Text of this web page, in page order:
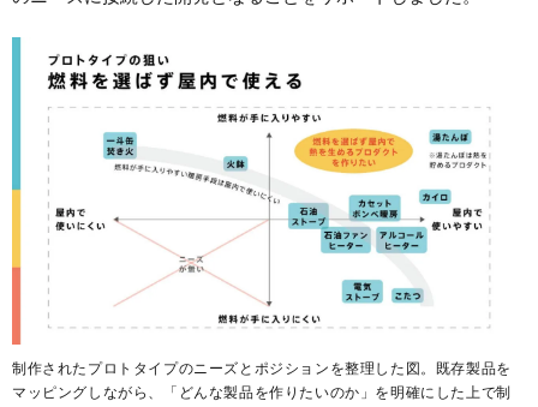
制作されたプロトタイプのニーズとポジションを整理した図。既存製品を
マッピングしながら、「どんな製品を作りたいのか」を明確にした上で制